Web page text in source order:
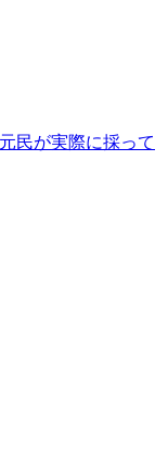
民が実際に採って